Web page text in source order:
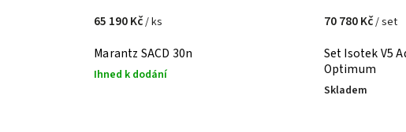
Marantz SACD 30n
Ihned k dodání
65 190 Kč/ ks
Set Isotek V5
Optimum
Skladem
70 780 Kč/ set